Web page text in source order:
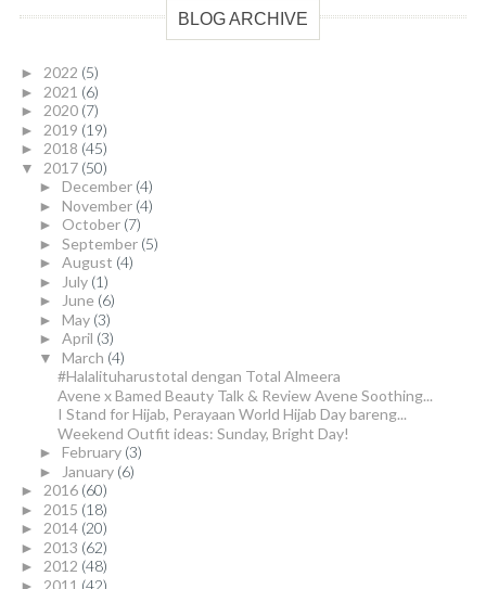
BLOG ARCHIVE
► 2022 (5)
► 2021 (6)
► 2020 (7)
► 2019 (19)
► 2018 (45)
▼ 2017 (50)
► December (4)
► November (4)
► October (7)
► September (5)
► August (4)
► July (1)
► June (6)
► May (3)
► April (3)
▼ March (4)
#Halalituharustotal dengan Total Almeera
Avene x Bamed Beauty Talk & Review Avene Soothing...
I Stand for Hijab, Perayaan World Hijab Day bareng...
Weekend Outfit ideas: Sunday, Bright Day!
► February (3)
► January (6)
► 2016 (60)
► 2015 (18)
► 2014 (20)
► 2013 (62)
► 2012 (48)
2011 (42)